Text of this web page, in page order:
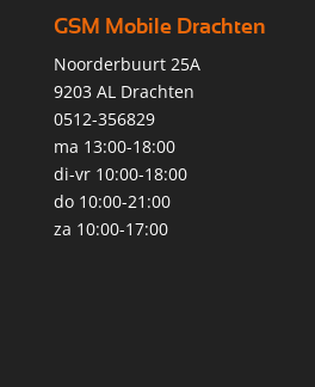
GSM Mobile Drachten
Noorderbuurt 25A
9203 AL Drachten
0512-356829
ma 13:00-18:00
di-vr 10:00-18:00
do 10:00-21:00
za 10:00-17:00